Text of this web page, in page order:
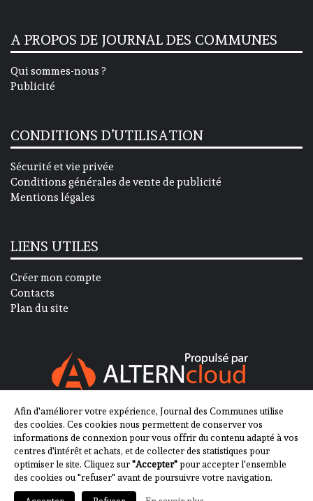
A PROPOS DE JOURNAL DES COMMUNES
Qui sommes-nous ?
Publicité
CONDITIONS D’UTILISATION
Sécurité et vie privée
Conditions générales de vente de publicité
Mentions légales
LIENS UTILES
Créer mon compte
Contacts
Plan du site
SUIVEZ-NOUS SUR
Afin d'améliorer votre expérience, Journal des Communes utilise
des cookies. Ces cookies nous permettent de conserver vos
informations de connexion pour vous offrir du contenu adapté à vos
centres d'intérêt et achats, et de collecter des statistiques pour
optimiser le site. Cliquez sur"Accepter"pour accepter l'ensemble
des cookies ou "refuser" avant de poursuivre votre navigation.